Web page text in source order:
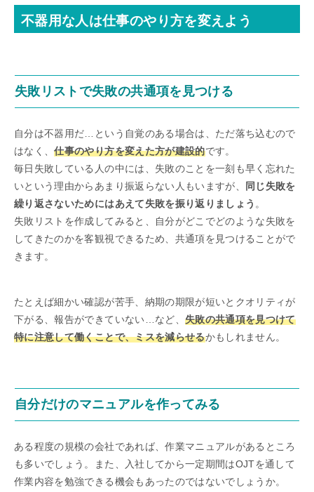
不器用な人は仕事のやり方を変えよう
失敗リストで失敗の共通項を見つける
自分は不器用だ…という自覚のある場合は、ただ落ち込むので
はなく、仕事のやり方を変えた方が建設的です。
毎日失敗している人の中には、失敗のことを一刻も早く忘れた
いという理由からあまり振返らない人もいますが、
同じ失敗を
繰り返さないためにはあえて失敗を振り返りましょう 。
失敗リストを作成してみると、自分がどこでどのような失敗を
してきたのかを客観視できるため、共通項を見つけることがで
きます。
たとえば細かい確認が苦手、納期の期限が短いとクオリティが
下がる、報告ができていない…など、 失敗の共通項を見つけて
特に注意して働くことで、ミスを減らせるかもしれません。
自分だけのマニュアルを作ってみる
ある程度の規模の会社であれば、作業マニュアルがあるところ
も多いでしょう。また、入社してから一定期間はOJTを通して
作業内容を勉強できる機会もあったのではないでしょうか。